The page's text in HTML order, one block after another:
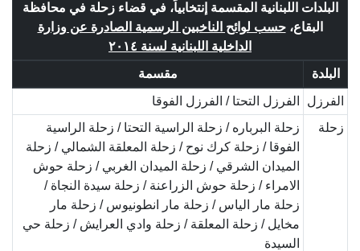
البلدات اللبنانية المقسمة إنتخابياً، في قضاء زحلة في محافظة
البقاع،حسب لوائح الناخبين الرسمية الصادرة عن وزارة
الداخلية اللبنانية لسنة ٢٠١٤
البلدة
مقسمة
الفرزل
الفرزل التحتا / الفرزل الفوقا
زحلة
زحلة البرباره / زحلة الراسية التحتا / زحلة الراسية
الفوقا / زحلة كرك نوح / زحلة المعلقة الشمالي / زحلة
الميدان الشرقي / زحلة الميدان الغربي / زحلة حوش
الامراء / زحلة حوش الزراعنة / زحلة سيدة النجاة /
زحلة مار الياس / زحلة مار انطونيوس / زحلة مار
مخايل / زحلة المعلقة / زحلة وادي العرايش / زحلة حي
السيدة